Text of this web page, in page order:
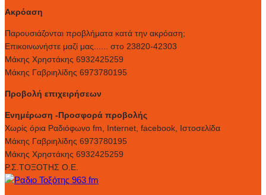
Ακρόαση
Παρουσιάζονται προβλήματα κατά την ακρόαση;
Επικοινωνήστε μαζί μας...... στο 23820-42303
Μάκης Χρηστάκης 6932425259
Μάκης Γαβριηλίδης 6973780195
Προβολή επιχειρήσεων
Ενημέρωση -Προσφορά προβολής
Xωρίς όρια Ραδιόφωνο fm, Internet, facebook, Ιστοσελίδα
Μάκης Γαβριηλίδης 6973780195
Μάκης Χρηστάκης 6932425259
Ρ.Σ.ΤΟΞΟΤΗΣ Ο.Ε.